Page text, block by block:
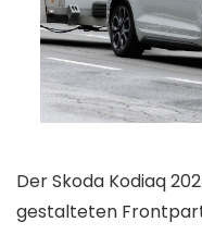
Der Skoda Kodiaq
gestalteten